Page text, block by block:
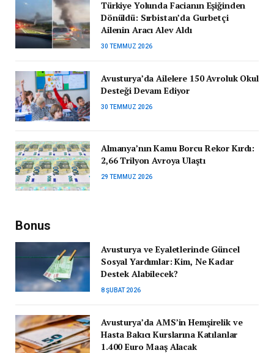
Türkiye Yolunda Facianın Eşiğinden
Dönüldü: Sırbistan’da Gurbetçi
Ailenin Aracı Alev Aldı
30 TEMMUZ 2026
Avusturya’da Ailelere 150 Avroluk Okul
Desteği Devam Ediyor
30 TEMMUZ 2026
Almanya’nın Kamu Borcu Rekor Kırdı:
2,66 Trilyon Avroya Ulaştı
29 TEMMUZ 2026
Bonus
Avusturya ve Eyaletlerinde Güncel
Sosyal Yardımlar: Kim, Ne Kadar
Destek Alabilecek?
8 ŞUBAT 2026
Avusturya’da AMS’in Hemşirelik ve
Hasta Bakıcı Kurslarına Katılanlar
1.400 Euro Maaş Alacak